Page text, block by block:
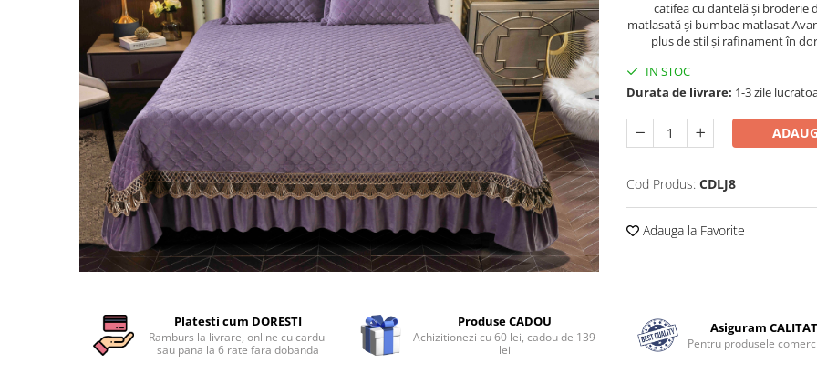
Cearceaf cu elastic
Cearceaf normal
Lenjerii De Pat Creponate
Lenjerii De Pat Bumbac Poplin 2
Lenjerii De Pat Bumbac Poplin,
Matlasate, 2 Persoane
Lenjerii De Pat Bumbac Satinat 2
Lenjerii De Pat Volanase
Lenjerii De Pat, Finet Premium 3D,
2 Persoane
Lenjerii De Pat Catifea
Lenjerii De Pat Cocolino
Facebook
catifea cu dantelă și broderie
matlasată și bumbac
plus de stil și rafinament în
IN STOC
Durata de livrare: 1-3 zile
Cod Produs: CDLJ8
Adauga la Favorite
Platesti cum DORESTI
Ramburs la livrare, online cu cardul
sau pana la 6 rate fara dobanda
Produse CADOU
Achizitionezi cu 60 lei, cadou de 139
lei
Asiguram
Pentru produsele